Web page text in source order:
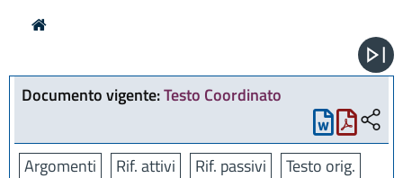
Documento vigente:Testo Coordinato
Argomenti Rif. attivi Rif. passivi
Testo orig.